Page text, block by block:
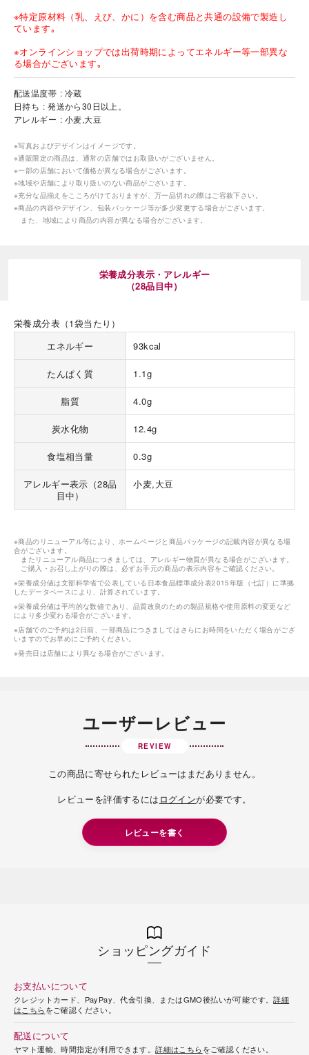
※特定原材料（乳、えび、かに）を含む商品と共通の設備で製造し
ています｡
※オンラインショップでは出荷時期によってエネルギー等一部異な
る場合がございます｡
配送温度帯
冷蔵
日持ち
発送から30日以上。
アレルギー
小麦,大豆
※写真およびデザインはイメージです。
※通販限定の商品は、通常の店舗ではお取扱いがございません。
※一部の店舗において価格が異なる場合がございます。
※地域や店舗により取り扱いのない商品がございます。
※充分な品揃えをこころがけておりますが、万一品切れの際はご容赦下さい。
※商品の内容やデザイン、包装パッケージ等が多少変更する場合がございます。
また、地域により商品の内容が異なる場合がございます。
栄養成分表示・アレルギー
（28品目中）
栄養成分表（1袋当たり）
エネルギー
93kcal
たんぱく質 1.1g
脂質 4.0g
炭水化物 12.4g
食塩相当量 0.3g
アレルギー表示（28品
目中）
小麦,大豆
※商品のリニューアル等により、ホームページと商品パッケージの記載内容が異なる場
合がございます。
またリニューアル商品につきましては、アレルギー物質が異なる場合がございます。
ご購入・お召し上がりの際は、必ずお手元の商品の表示内容をご確認ください。
※栄養成分値は文部科学省で公表している日本食品標準成分表2015年版（七訂）に準拠
したデータベースにより、計算されています。
※栄養成分値は平均的な数値であり、品質改良のための製品規格や使用原料の変更など
により多少変わる場合がございます。
※店舗でのご予約は2日前、一部商品につきましてはさらにお時間をいただく場合がござ
いますのでお早めにご予約ください。
※発売日は店舗により異なる場合がございます。
ユーザーレビュー
REVIEW
この商品に寄せられたレビューはまだありません。
レビューを評価するには ログインが必要です。
レビューを書く
ショッピングガイド
お支払いについて
クレジットカード、PayPay、代金引換、またはGMO後払いが可能です。詳細
はこちらをご確認ください。
配送について
ヤマト運輸、時間指定が利用できます。詳細はこちらをご確認ください。
岳や末広がりを意味す
やつ時」という意味を込
雄大な八ヶ岳山麓の自
る、こだわりのスイー
海外 Overseas shops
Indonesia
Singapore